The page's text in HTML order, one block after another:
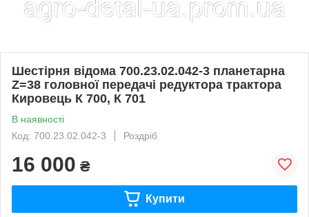
Шестірня відома 700.23.02.042-3 планетарна
Z=38 головної передачі редуктора трактора
Кировець К 700, К 701
В наявності
Код: 700.23.02.042-3
Роздріб
16 000 ₴
Купити